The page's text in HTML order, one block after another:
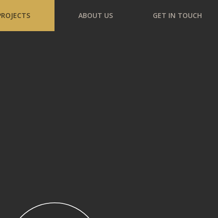
ABOUT US GET IN TOUCH